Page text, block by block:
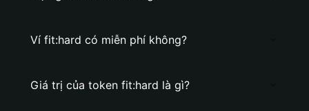
Ví fit:hard có miễn phí không?
Giá trị của token fit:hard là gì?